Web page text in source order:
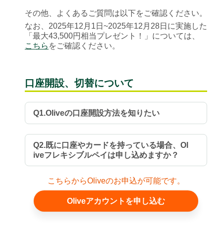
その他、よくあるご質問は以下をご確認ください。
なお、2025年12月1日~2025年12月28日に実施した
「最大43,500円相当プレゼント！」については、
こちら をご確認ください。
口座開設、切替について
Q1.Oliveの口座開設方法を知りたい
Q2.既に口座やカードを持っている場合、Ol
iveフレキシブルペイは申し込めますか？
こちらからOliveのお申込が可能です。
Oliveアカウントを申し込む